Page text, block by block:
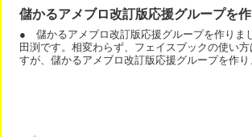
儲かるアメブロ改訂版応援グループを作
● 儲かるアメブロ改訂版応援グループを作りま
田渕です。相変わらず、フェイスブックの使い
すが、儲かるアメブロ改訂版応援グループを作り